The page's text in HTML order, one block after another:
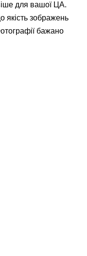
для вашої ЦА.
якість зображень
бажано